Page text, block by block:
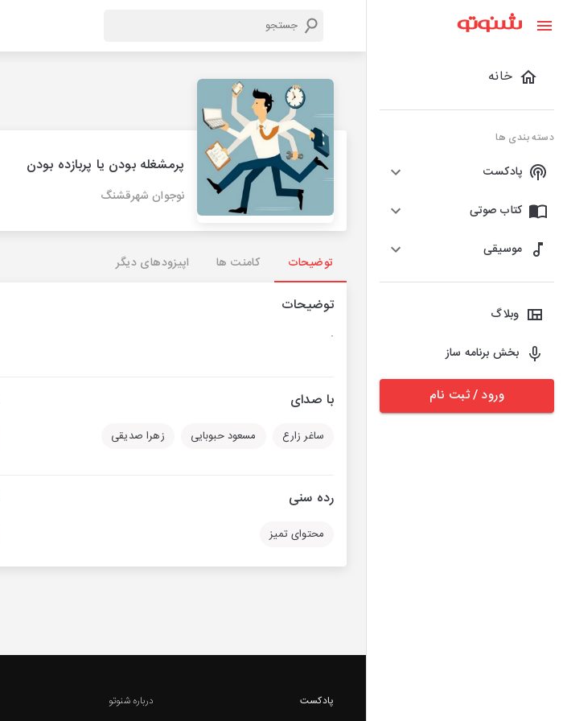
خانه
دسته بندی ها
پادکست
کتاب صوتی
موسیقی
وبلاگ
بخش برنامه ساز
ورود / ثبت نام
پرمشغله بودن یا پربازده بودن
نوجوان شهرقشنگ
توضیحات کامنت ها اپیزودهای دیگر
توضیحات
.
با صدای
ساغر زارع مسعود حبوبایی زهرا صدیقی
رده سنی
محتوای تمیز
پادکست
درباره شنوتو